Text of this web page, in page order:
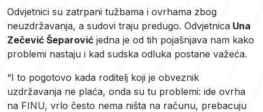
Odvjetnici su zatrpani tužbama i ovrhama zbog
neuzdržavanja, a sudovi traju predugo. Odvjetnica Una
Zečević Šeparović jedna je od tih pojašnjava nam kako
problemi nastaju i kad sudska odluka postane važeća.
“I to pogotovo kada roditelj koji je obveznik
uzdržavanja ne plaća, onda su tu problemi: ide ovrha
na FINU, vrlo često nema ništa na računu, prebacuju